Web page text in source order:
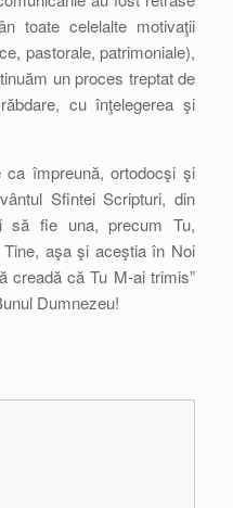
toate celelalte motivaţii
pastorale, patrimoniale),
un proces treptat de
cu înţelegerea şi
împreună, ortodocşi şi
Sfintei Scripturi, din
să fie una, precum Tu,
aşa şi aceştia în Noi
creadă că Tu M-ai trimis”
Dumnezeu!